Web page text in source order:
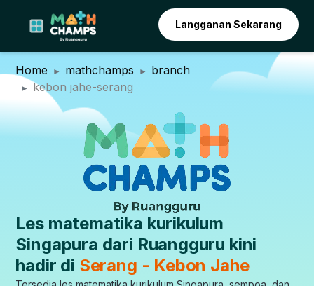
Langganan Sekarang
Home mathchamps
branch
kebon jahe-serang
Les matematika kurikulum
Singapura dari Ruangguru kini
hadir di Serang - Kebon Jahe